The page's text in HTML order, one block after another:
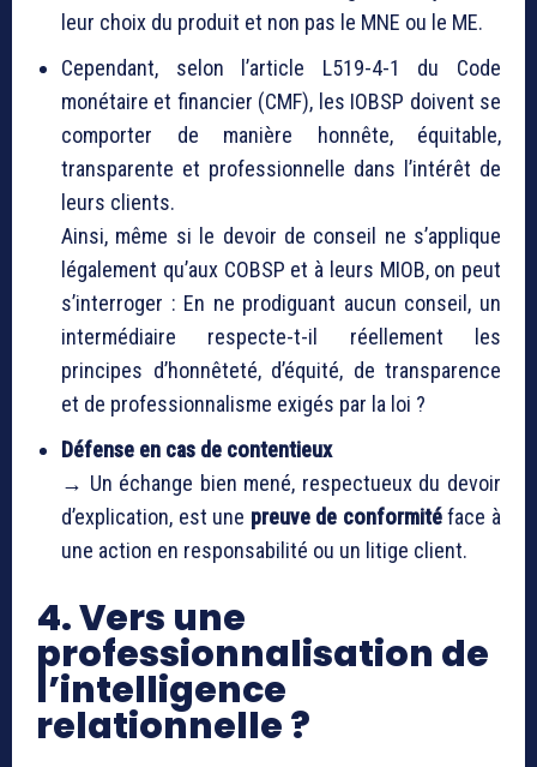
leur choix du produit et non pas le MNE ou le ME.
Cependant, selon l’article L519-4-1 du Code
monétaire et financier (CMF), les IOBSP doivent se
comporter de manière honnête, équitable,
transparente et professionnelle dans l’intérêt de
leurs clients.
Ainsi, même si le devoir de conseil ne s’applique
légalement qu’aux COBSP et à leurs MIOB, on peut
s’interroger : En ne prodiguant aucun conseil, un
intermédiaire respecte-t-il réellement les
principes d’honnêteté, d’équité, de transparence
et de professionnalisme exigés par la loi ?
Défense en cas de contentieux
→ Un échange bien mené, respectueux du devoir
d’explication, est une preuve de conformitéface à
une action en responsabilité ou un litige client.
4. Vers une
professionnalisation de
l’intelligence
relationnelle ?